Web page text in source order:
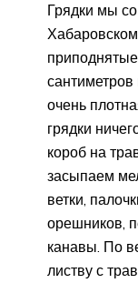
Грядки мы
сантиметров
очень
грядки
короб на
засыпаем
ветки,
орешников,
канавы. По
листву с